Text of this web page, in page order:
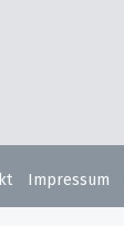
Impressum